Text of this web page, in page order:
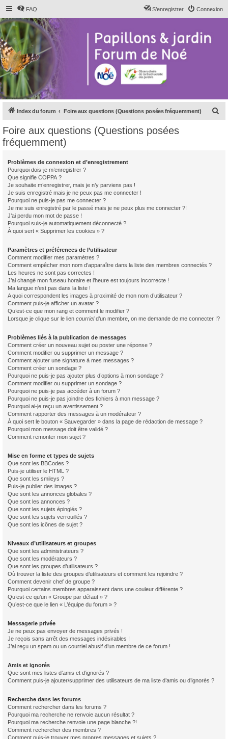
FAQ Connexion
S’enregistrer
Index du forum Foire aux questions (Questions posées fréquemment)
Foire aux questions (Questions posées
fréquemment)
Problèmes de connexion et d’enregistrement
Pourquoi dois-je m’enregistrer ?
Que signifie COPPA ?
Je souhaite m’enregistrer, mais je n’y parviens pas !
Je suis enregistré mais je ne peux pas me connecter !
Pourquoi ne puis-je pas me connecter ?
Je me suis enregistré par le passé mais je ne peux plus me connecter ?!
J’ai perdu mon mot de passe !
Pourquoi suis-je automatiquement déconnecté ?
À quoi sert « Supprimer les cookies » ?
Paramètres et préférences de l’utilisateur
Comment modifier mes paramètres ?
Comment empêcher mon nom d’apparaître dans la liste des membres connectés ?
Les heures ne sont pas correctes !
J’ai changé mon fuseau horaire et l’heure est toujours incorrecte !
Ma langue n’est pas dans la liste !
A quoi correspondent les images à proximité de mon nom d’utilisateur ?
Comment puis-je afficher un avatar ?
Qu’est-ce que mon rang et comment le modifier ?
Lorsque je clique sur le lien courrield’un membre, on me demande de me connecter !?
Problèmes liés à la publication de messages
Comment créer un nouveau sujet ou poster une réponse ?
Comment modifier ou supprimer un message ?
Comment ajouter une signature à mes messages ?
Comment créer un sondage ?
Pourquoi ne puis-je pas ajouter plus d’options à mon sondage ?
Comment modifier ou supprimer un sondage ?
Pourquoi ne puis-je pas accéder à un forum ?
Pourquoi ne puis-je pas joindre des fichiers à mon message ?
Pourquoi ai-je reçu un avertissement ?
Comment rapporter des messages à un modérateur ?
À quoi sert le bouton « Sauvegarder » dans la page de rédaction de message ?
Pourquoi mon message doit être validé ?
Comment remonter mon sujet ?
Mise en forme et types de sujets
Que sont les BBCodes ?
Puis-je utiliser le HTML ?
Que sont les smileys ?
Puis-je publier des images ?
Que sont les annonces globales ?
Que sont les annonces ?
Que sont les sujets épinglés ?
Que sont les sujets verrouillés ?
Que sont les icônes de sujet ?
Niveaux d’utilisateurs et groupes
Que sont les administrateurs ?
Que sont les modérateurs ?
Que sont les groupes d’utilisateurs ?
Où trouver la liste des groupes d’utilisateurs et comment les rejoindre ?
Comment devenir chef de groupe ?
Pourquoi certains membres apparaissent dans une couleur différente ?
Qu’est-ce qu’un « Groupe par défaut » ?
Qu’est-ce que le lien « L’équipe du forum » ?
Messagerie privée
Je ne peux pas envoyer de messages privés !
Je reçois sans arrêt des messages indésirables !
J’ai reçu un spam ou un courriel abusif d’un membre de ce forum !
Amis et ignorés
Que sont mes listes d’amis et d’ignorés ?
Comment puis-je ajouter/supprimer des utilisateurs de ma liste d’amis ou d’ignorés ?
Recherche dans les forums
Comment rechercher dans les forums ?
Pourquoi ma recherche ne renvoie aucun résultat ?
Pourquoi ma recherche renvoie une page blanche ?!
Comment rechercher des membres ?
Comment puis-je trouver mes propres messages et sujets ?